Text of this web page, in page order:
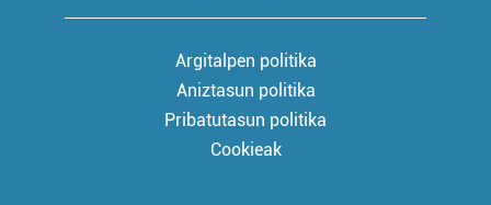
Argitalpen politika
Aniztasun politika
Pribatutasun politika
Cookieak